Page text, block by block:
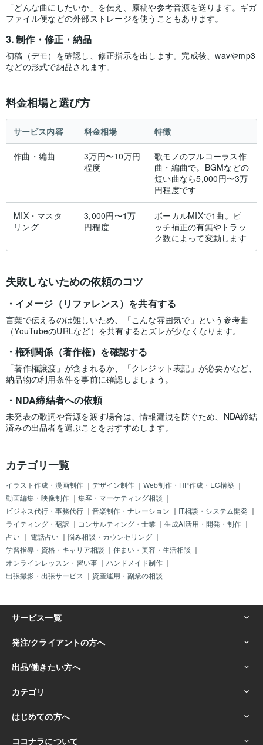
「どんな曲にしたいか」を伝え、原稿や参考音源を送ります。ギガ
ファイル便などの外部ストレージを使うこともあります。
制作・修正・納品
初稿（デモ）を確認し、修正指示を出します。完成後、wavやmp3
などの形式で納品されます。
料金相場と選び方
サービス内容 料金相場 特徴
作曲・編曲
3万円〜10万円
程度
歌モノのフルコーラス作
曲・編曲で。BGMなどの
短い曲なら5,000円〜3万
円程度です
MIX・マスタ
リング
3,000円〜1万
円程度
ボーカルMIXで1曲。ピ
ッチ補正の有無やトラッ
ク数によって変動します
失敗しないための依頼のコツ
イメージ（リファレンス）を共有する
言葉で伝えるのは難しいため、「こんな雰囲気で」という参考曲
（YouTubeのURLなど）を共有するとズレが少なくなります。
権利関係（著作権）を確認する
「著作権譲渡」が含まれるか、「クレジット表記」が必要かなど、
納品物の利用条件を事前に確認しましょう。
NDA締結者への依頼
未発表の歌詞や音源を渡す場合は、情報漏洩を防ぐため、NDA締結
済みの出品者を選ぶことをおすすめします。
カテゴリ一覧
イラスト作成・漫画制作 ｜ デザイン制作 ｜ Web制作・HP作成・EC構築 ｜
動画編集・映像制作 ｜ 集客・マーケティング相談 ｜
ビジネス代行・事務代行 ｜ 音楽制作・ナレーション ｜ IT相談・システム開発 ｜
ライティング・翻訳 ｜ コンサルティング・士業 ｜ 生成AI活用・開発・制作 ｜
占い ｜ 電話占い ｜悩み相談・カウンセリング ｜
学習指導・資格・キャリア相談 ｜ 住まい・美容・生活相談 ｜
オンラインレッスン・習い事 ｜ ハンドメイド制作 ｜
出張撮影・出張サービス ｜ 資産運用・副業の相談